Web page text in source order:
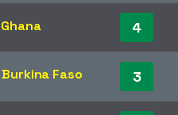
Ghana 4
Burkina Faso 3